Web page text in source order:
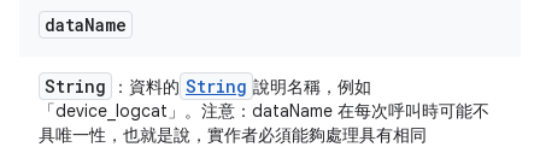
dataName
String ：資料的 String 說明名稱，例如
「device_logcat」。注意：dataName 在每次呼叫時可能不
具唯一性，也就是說，實作者必須能夠處理具有相同